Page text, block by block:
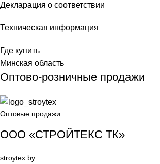
Декларация о соответствии
Техническая информация
Где купить
Минская область
Оптово-розничные продажи
Оптовые продажи
ООО «СТРОЙТЕКС ТК»
stroytex.by